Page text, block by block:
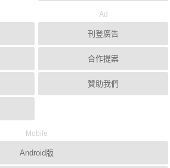
Ad
刊登廣告
合作提案
贊助我們
Mobile
Android版